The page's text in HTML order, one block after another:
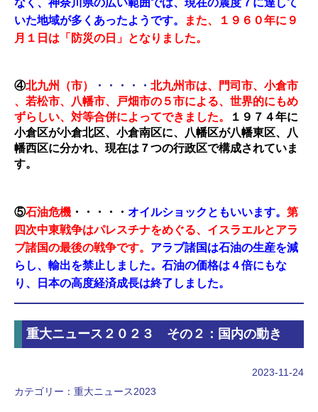
なく、神奈川県の広い範囲では、現在の震度７に達して
いた地域が多くあったようです。
また、 １９ ６０年に９
月１日は「防災の日」となりました。
④北九州（市） ・・・・・ 北九州市は、門司市、小倉市
、若松市、八幡市、戸畑市の５市による、世界的にもめ
ずらしい、対等合併によってできました。
１９７４年に
小倉区が小倉北区、小倉南区に、八幡区が八幡東区、八
幡西区に分かれ、現在は７つの行政区で構成されていま
す。
⑤石油危機 ・・・・・ オイルショックともいいます。 第
四次中東戦争はパレスチナをめぐる、イスラエルとアラ
ブ諸国の最後の戦争です。 アラブ諸国は石油の生産を減
らし、輸出を禁止しました。石油の価格は４倍にもな
り、日本の高度経済成長は終了しました。
重大ニュース２０２３ その２：国内の動き
2023-11-24
カテゴリー： 重大ニュース2023